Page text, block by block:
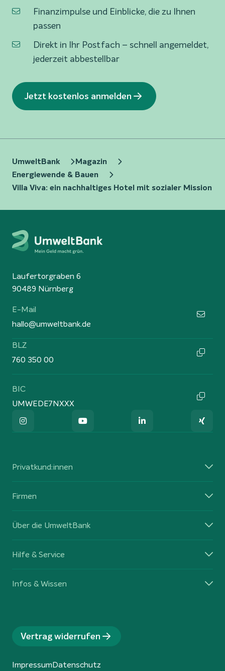
Finanzimpulse und Einblicke, die zu Ihnen
passen
Direkt in Ihr Postfach – schnell angemeldet,
jederzeit abbestellbar
Jetzt kostenlos anmelden
UmweltBank
Magazin
Energiewende & Bauen
Villa Viva: ein nachhaltiges Hotel mit sozialer Mission
Laufertorgraben 6
90489 Nürnberg
E-Mail
hallo@umweltbank.de
BLZ
760 350 00
BIC
UMWEDE7NXXX
Privatkund:innen
Firmen
Über die UmweltBank
Hilfe & Service
Infos & Wissen
Vertrag widerrufen
ImpressumDatenschutz